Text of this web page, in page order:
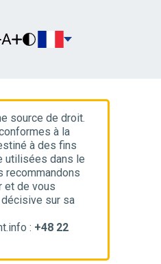
A
source de droit.
à la
à des fins
utilisées dans le
recommandons
et de vous
sur sa
: +48 22